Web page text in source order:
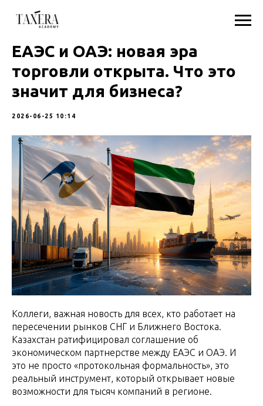
ЕАЭС и ОАЭ: новая эра
торговли открыта. Что это
значит для бизнеса?
2026-06-25 10:14
Коллеги, важная новость для всех, кто работает на
пересечении рынков СНГ и Ближнего Востока.
Казахстан ратифицировал соглашение об
экономическом партнерстве между ЕАЭС и ОАЭ. И
это не просто «протокольная формальность», это
реальный инструмент, который открывает новые
возможности для тысяч компаний в регионе.